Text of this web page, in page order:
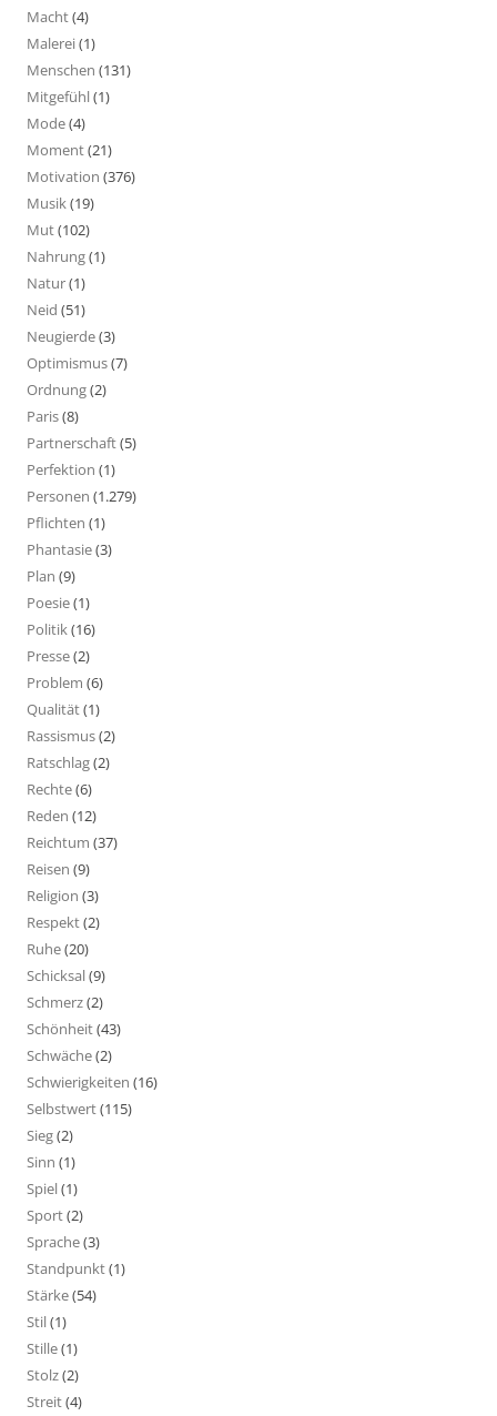
Macht(4)
Malerei(1)
Menschen (131)
Mitgefühl(1)
Mode(4)
Moment(21)
Motivation (376)
Musik(19)
Mut(102)
Nahrung(1)
Natur(1)
Neid (51)
Neugierde(3)
Optimismus(7)
Ordnung(2)
Paris(8)
Partnerschaft(5)
Perfektion (1)
Personen (1.279)
Pflichten (1)
Phantasie(3)
Plan (9)
Poesie(1)
Politik(16)
Presse(2)
Problem (6)
Qualität(1)
Rassismus(2)
Ratschlag(2)
Rechte(6)
Reden (12)
Reichtum (37)
Reisen (9)
Religion (3)
Respekt(2)
Ruhe(20)
Schicksal(9)
Schmerz(2)
Schönheit(43)
Schwäche(2)
Schwierigkeiten (16)
Selbstwert(115)
Sieg(2)
Sinn (1)
Spiel(1)
Sport(2)
Sprache(3)
Standpunkt(1)
Stärke(54)
Stil(1)
Stille(1)
Stolz(2)
Streit(4)